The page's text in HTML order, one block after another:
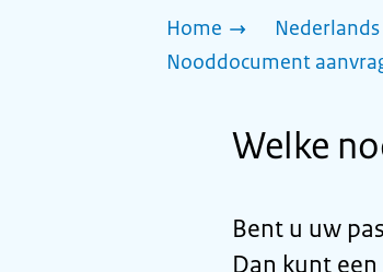
Home
Nooddocument
Welke
Bent u uw
Dan kunt